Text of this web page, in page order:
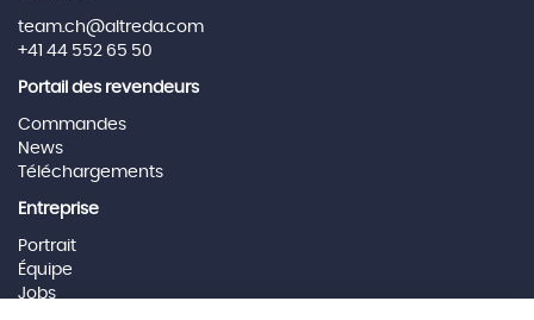
team.ch@altreda.com
+41 44 552 65 50
Portail des revendeurs
Commandes
News
Téléchargements
Entreprise
Portrait
Équipe
Jobs